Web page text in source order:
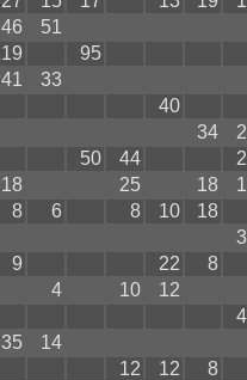
46
51
19
95
41
33
40
34
50 44
18 25 18
8 6 8 10
18
9 22
8
4 10
12
35
14
12 12
8